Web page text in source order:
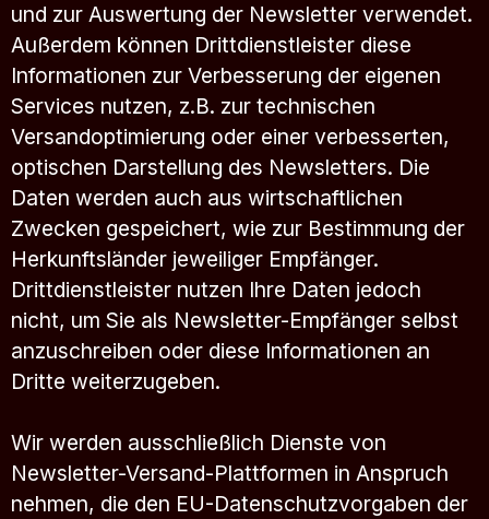
und zur Auswertung der Newsletter verwendet.
Außerdem können Drittdienstleister diese
Informationen zur Verbesserung der eigenen
Services nutzen, z.B. zur technischen
Versandoptimierung oder einer verbesserten,
optischen Darstellung des Newsletters. Die
Daten werden auch aus wirtschaftlichen
Zwecken gespeichert, wie zur Bestimmung der
Herkunftsländer jeweiliger Empfänger.
Drittdienstleister nutzen Ihre Daten jedoch
nicht, um Sie als Newsletter-Empfänger selbst
anzuschreiben oder diese Informationen an
Dritte weiterzugeben.
Wir werden ausschließlich Dienste von
Newsletter-Versand-Plattformen in Anspruch
nehmen, die den EU-Datenschutzvorgaben der